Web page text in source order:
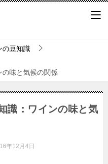
の豆知識
の味と気候の関係
識：ワインの味と気
年12月4日